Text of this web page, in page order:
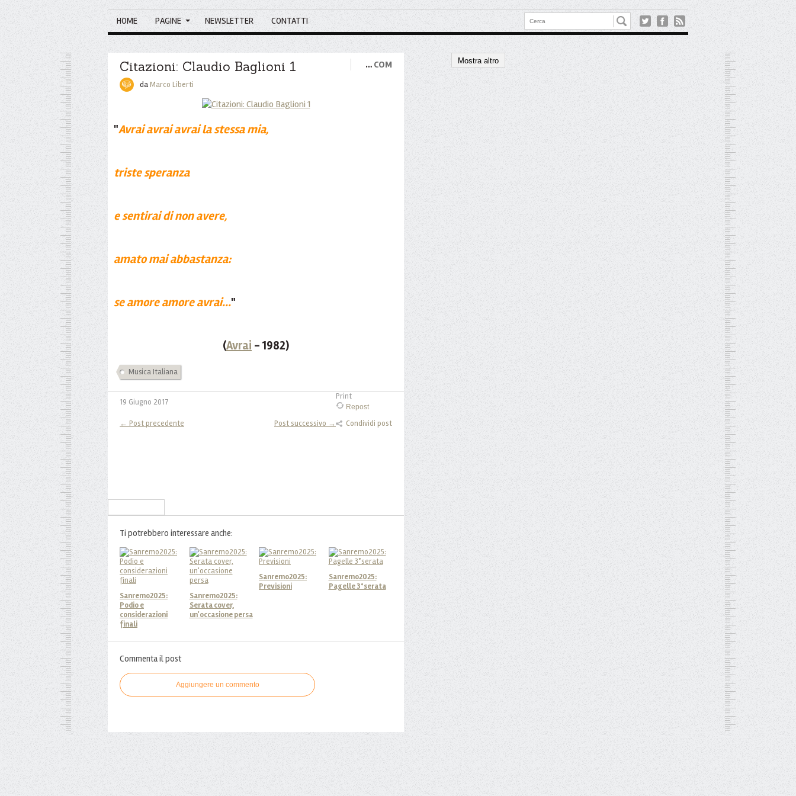
HOME PAGINE NEWSLETTER CONTATTI
Citazioni: Claudio Baglioni 1 … COM
daMarco Liberti
"Avrai avrai avrai la stessa mia,
triste speranza
e sentirai di non avere,
amato mai abbastanza:
se amore amore avrai..."
(Avrai - 1982)
Musica Italiana
19 Giugno 2017
Print
Repost
Condividi post
← Post precedente Post successivo →
Ti potrebbero interessare anche:
Sanremo2025:
Podio e
considerazioni
finali
Sanremo2025:
Serata cover,
un'occasione persa
Sanremo2025:
Previsioni
Sanremo2025:
Pagelle 3°serata
Commenta il post
Aggiungere un commento
Mostra altro